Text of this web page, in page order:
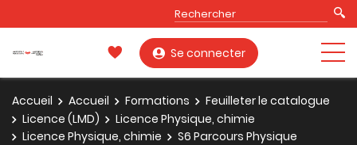
Se connecter
Accueil Accueil Formations
Feuilleter le catalogue
Licence (LMD)
Licence Physique, chimie
Licence Physique, chimie
S6 Parcours Physique